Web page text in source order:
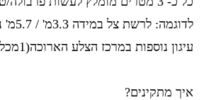
לדוגמה: לרשת צל במידה 3.3מ' / 5.7מ' נוסיף
עיגון נוספות במרכז הצלע הארוכה(1מכל צד).
איך מתקינים?